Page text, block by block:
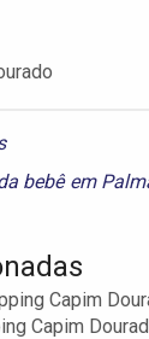
bebê em
Capim
Capim